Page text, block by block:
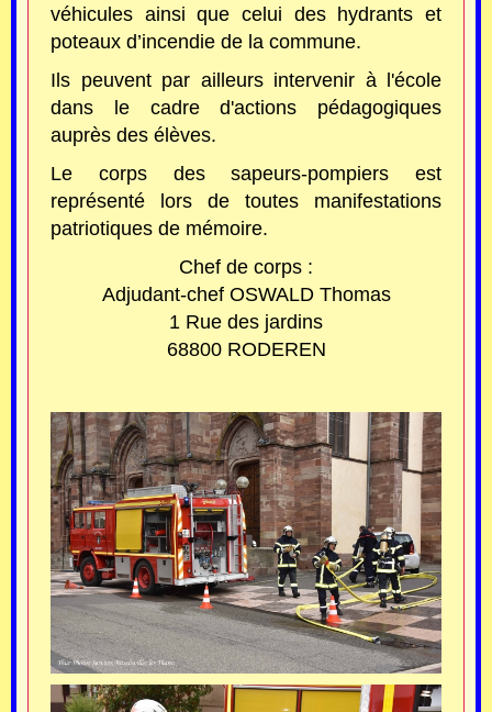
véhicules ainsi que celui des hydrants et
poteaux d’incendie de la commune.
Ils peuvent par ailleurs intervenir à l'école
dans le cadre d'actions pédagogiques
auprès des élèves.
Le corps des sapeurs-pompiers est
représenté lors de toutes manifestations
patriotiques de mémoire.
Chef de corps :
Adjudant-chef OSWALD Thomas
1 Rue des jardins
68800 RODEREN